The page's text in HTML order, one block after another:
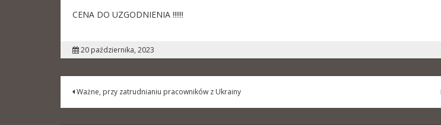
CENA DO UZGODNIENIA !!!!!!
20 października, 2023
Nawigacja
wpisu
Ważne, przy zatrudnianiu pracowników z Ukrainy